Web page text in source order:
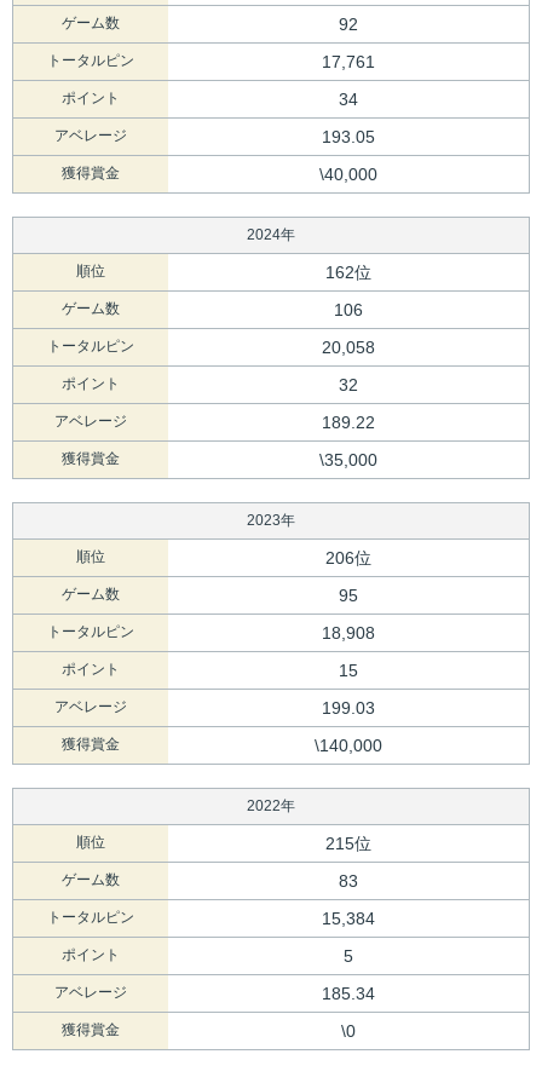
ゲーム数 92
トータルピン 17,761
ポイント 34
アベレージ 193.05
獲得賞金 \40,000
2024年
順位 162位
ゲーム数 106
トータルピン 20,058
ポイント 32
アベレージ 189.22
獲得賞金 \35,000
2023年
順位 206位
ゲーム数 95
トータルピン 18,908
ポイント 15
アベレージ 199.03
獲得賞金 \140,000
2022年
順位 215位
ゲーム数 83
トータルピン 15,384
ポイント 5
アベレージ 185.34
獲得賞金 \0